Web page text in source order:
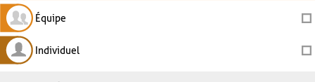
Équipe
Individuel